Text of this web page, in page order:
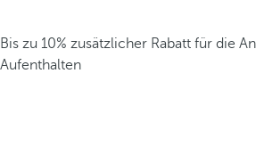
Bis zu 10% zusätzlicher Rabatt für die
Aufenthalten